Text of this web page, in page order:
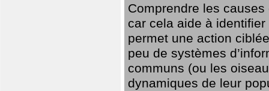
Comprendre les
car cela aide à
permet une action
peu de systèmes
communs (ou les
dynamiques de leur